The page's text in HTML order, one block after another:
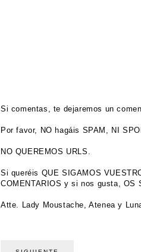
Si comentas, te dejaremos un
Por favor, NO hagáis SPAM, NI
NO QUEREMOS URLS.
Si queréis QUE SIGAMOS
COMENTARIOS y si nos gusta, OS
Atte. Lady Moustache, Atenea y